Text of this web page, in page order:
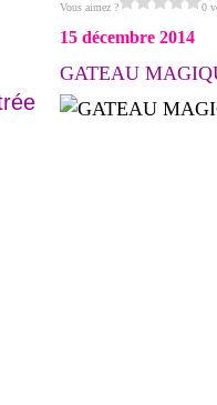
Vous aimez ? 0
15 décembre 2014
GATEAU